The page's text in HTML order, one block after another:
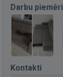
Darbu piemēri
Kontakti